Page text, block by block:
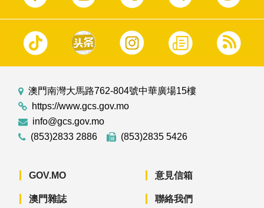
澳門南灣大馬路762-804號中華廣場15樓
https://www.gcs.gov.mo
info@gcs.gov.mo
(853)2833 2886
(853)2835 5426
GOV.MO
澳門雜誌
意見信箱
聯絡我們